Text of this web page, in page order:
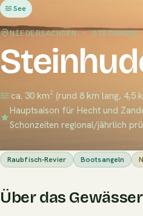
See
NIEDERSACHSEN ·
ca. 30 km² (rund 8 km lang,
Hauptsaison für Hecht und
Schonzeiten regional/jährlich
Raubfisch-Revier Bootsangeln
Über das Gewässer